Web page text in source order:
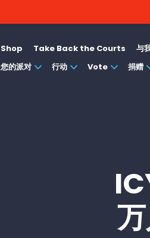
Shop Take Back the Courts
与
您的派对 行动 Vote 捐赠